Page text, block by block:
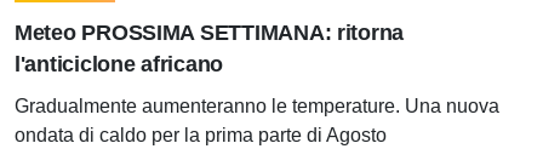
Meteo PROSSIMA SETTIMANA: ritorna
l'anticiclone africano
Gradualmente aumenteranno le temperature. Una nuova
ondata di caldo per la prima parte di Agosto